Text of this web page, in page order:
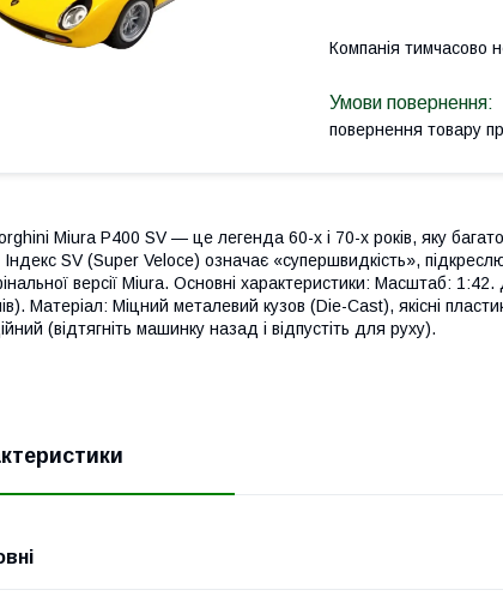
Компанія тимчасово
повернення товару
Miura P400 SV — це легенда 60-х і 70-х років, яку
Індекс SV (Super Veloce) означає «супершвидкість»,
версії Miura. Основні характеристики: Масштаб:
Матеріал: Міцний металевий кузов (Die-Cast), якісні
(відтягніть машинку назад і відпустіть для руху).